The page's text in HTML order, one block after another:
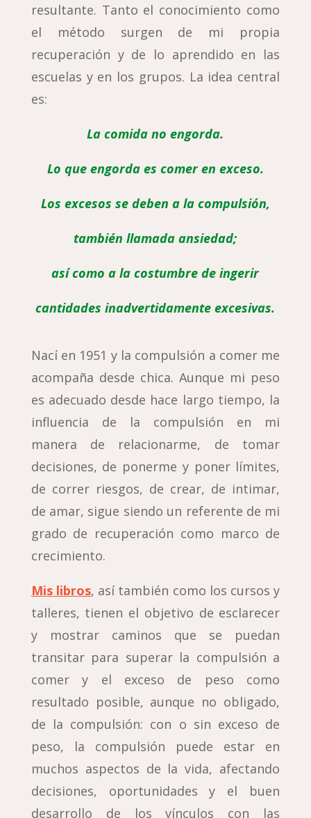
resultante. Tanto el conocimiento como
el método surgen de mi propia
recuperación y de lo aprendido en las
escuelas y en los grupos. La idea central
es:
La comida no engorda.
Lo que engorda es comer en exceso.
Los excesos se deben a la compulsión,
también llamada ansiedad;
así como a la costumbre de ingerir
cantidades inadvertidamente excesivas.
Nací en 1951 y la compulsión a comer me
acompaña desde chica. Aunque mi peso
es adecuado desde hace largo tiempo, la
influencia de la compulsión en mi
manera de relacionarme, de tomar
decisiones, de ponerme y poner límites,
de correr riesgos, de crear, de intimar,
de amar, sigue siendo un referente de mi
grado de recuperación como marco de
crecimiento.
Mis libros, así también como los cursos y
talleres, tienen el objetivo de esclarecer
y mostrar caminos que se puedan
transitar para superar la compulsión a
comer y el exceso de peso como
resultado posible, aunque no obligado,
de la compulsión: con o sin exceso de
peso, la compulsión puede estar en
muchos aspectos de la vida, afectando
decisiones, oportunidades y el buen
desarrollo de los vínculos con las